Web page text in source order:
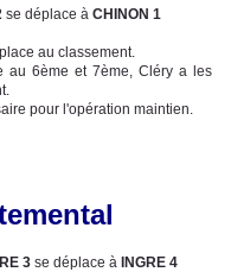
se déplace à CHINON 1
au classement.
au 6ème et 7ème, Cléry a les
pour l'opération maintien.
3se déplace à INGRE 4